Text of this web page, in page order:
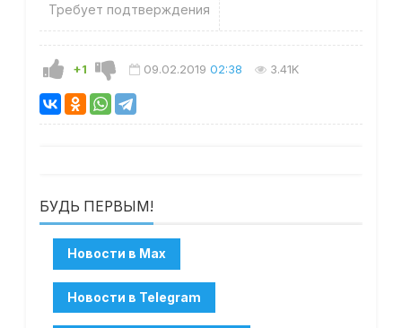
Требует подтверждения
+1 09.02.2019 02:38 3.41K
БУДЬ ПЕРВЫМ!